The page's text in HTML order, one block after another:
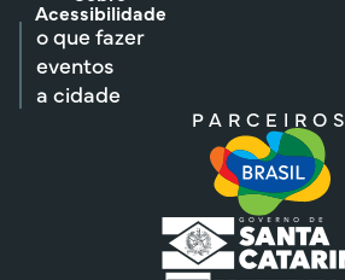
Acessibilidade
o que fazer
eventos
a cidade
PARCEIROS